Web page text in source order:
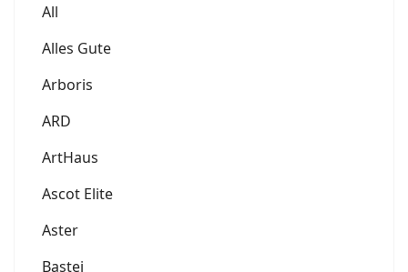
All
Alles Gute
Arboris
ARD
ArtHaus
Ascot Elite
Aster
Bastei